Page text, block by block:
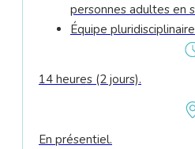
personnes adultes en
Équipe
14 heures (2 jours).
En présentiel.